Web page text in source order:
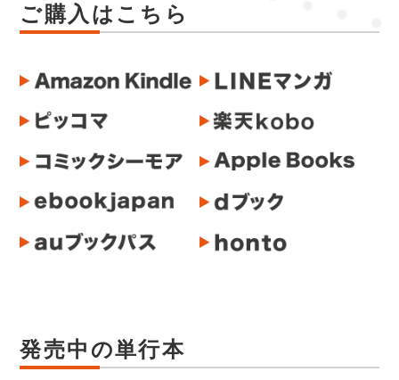
ご購入はこちら
発売中の単行本